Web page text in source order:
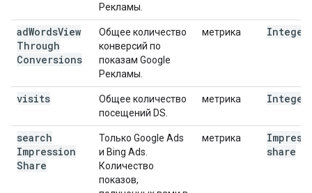
Рекламы.
adWordsView
Through
Conversions
Общее количество
конверсий по
показам Google
Рекламы.
метрика Integer
visits
Общее количество
посещений DS.
метрика Integer
search
Impression
Share
Только Google Ads
и Bing Ads.
Количество
показов,
метрика
share